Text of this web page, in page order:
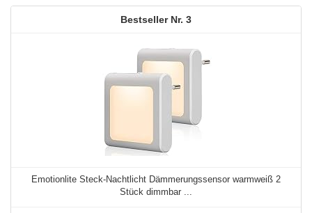
3
Emotionlite Steck-Nachtlicht Dämmerungssensor warmweiß 2
Stück dimmbar ...